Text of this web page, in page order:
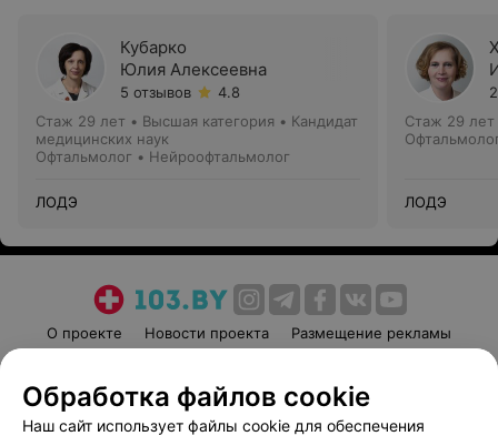
Кубарко
Юлия Алексеевна
5 отзывов
4.8
Стаж 29 лет • Высшая категория • Кандидат
медицинских наук
Офтальмолог • Нейроофтальмолог
ЛОДЭ
Стаж 29 лет
ЛОДЭ
О проекте Новости проекта
Размещение рекламы
Пользовательское соглашение
Способы оплаты
Вакансии
Партнеры
Обработка файлов cookie
Наш сайт использует файлы cookie для обеспечения